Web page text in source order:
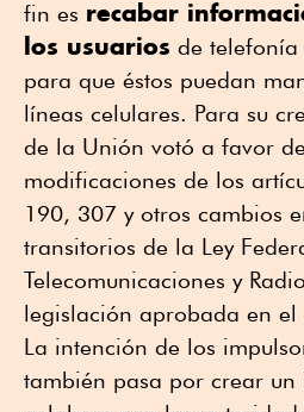
fin es recabar
los usuarios de telefonía
para que éstos puedan
líneas celulares. Para su
de la Unión votó a favor
modificaciones de los
190, 307 y otros cambios
transitorios de la Ley
Telecomunicaciones y
legislación aprobada en
La intención de los
también pasa por crear un